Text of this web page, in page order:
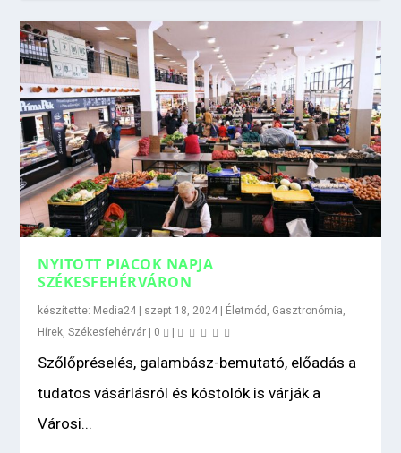
NYITOTT PIACOK NAPJA
SZÉKESFEHÉRVÁRON
készítette: Media24 | szept 18, 2024 | Életmód Gasztronómia
Hírek ,Székesfehérvár | 0 |
Szőlőpréselés, galambász-bemutató, előadás a
tudatos vásárlásról és kóstolók is várják a
Városi...